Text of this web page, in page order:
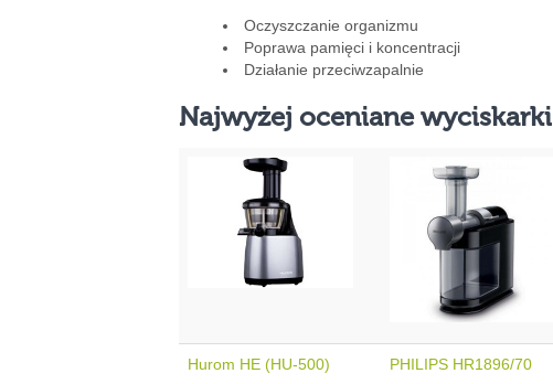
Oczyszczanie organizmu
Poprawa pamięci i koncentracji
Działanie przeciwzapalnie
Najwyżej oceniane wyciskarki
Hurom HE (HU-500) PHILIPS HR1896/70